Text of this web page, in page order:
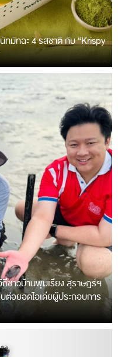
มัทฉะ 4 รสชาติ กับ “Krispy
ถีชาวบ้านพุมเรียง สุราษฎร์ฯ
ต่อยอดไอเดียผู้ประกอบการ